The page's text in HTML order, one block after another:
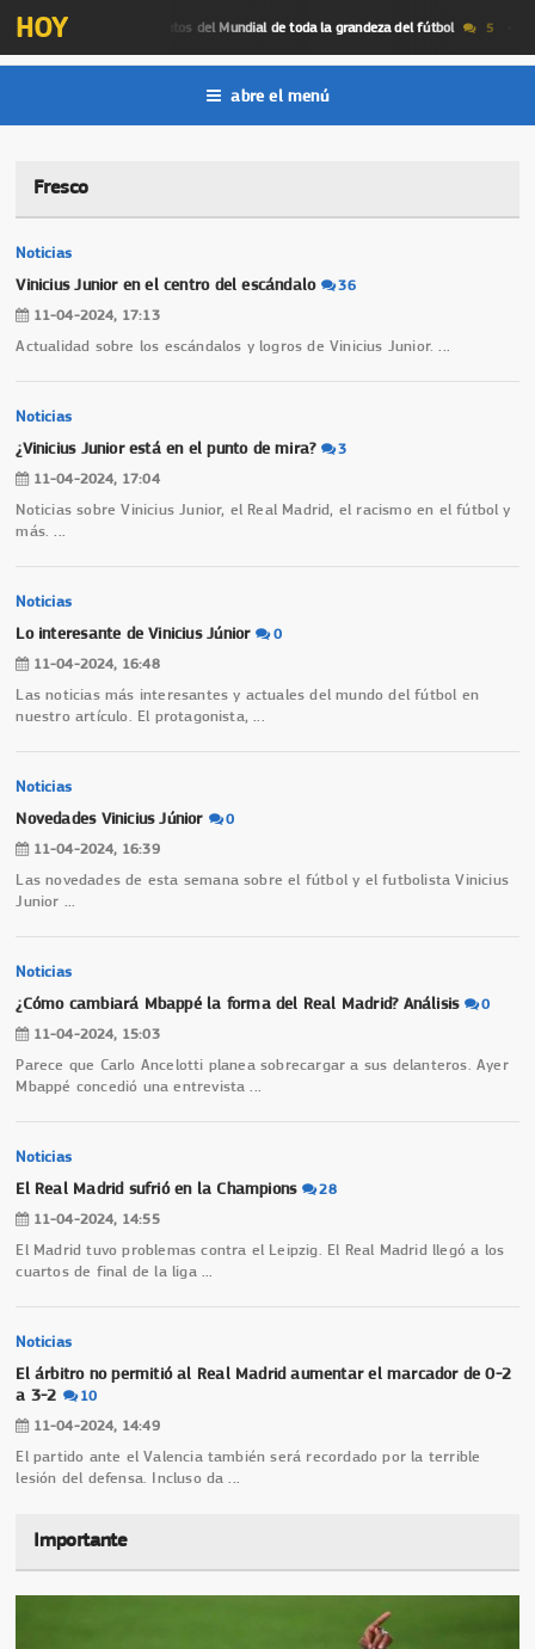
HOY
momentos Momentos del Mundial de toda la grandeza del fútbol 5 los
abre el menú
Fresco
Noticias
Vinicius Junior en el centro del escándalo
36
11-04-2024, 17:13
Actualidad sobre los escándalos y logros de Vinicius Junior....
Noticias
¿Vinicius Junior está en el punto de mira?
3
11-04-2024, 17:04
Noticias sobre Vinicius Junior, el Real Madrid, el racismo en el fútbol y
más....
Noticias
Lo interesante de Vinicius Júnior
0
11-04-2024, 16:48
Las noticias más interesantes y actuales del mundo del fútbol en
nuestro artículo. El protagonista,...
Noticias
Novedades Vinicius Júnior
0
11-04-2024, 16:39
Las novedades de esta semana sobre el fútbol y el futbolista Vinicius
Junior ...
Noticias
¿Cómo cambiará Mbappé la forma del Real Madrid? Análisis
0
11-04-2024, 15:03
Parece que Carlo Ancelotti planea sobrecargar a sus delanteros. Ayer
Mbappé concedió una entrevista...
Noticias
El Real Madrid sufrió en la Champions
28
11-04-2024, 14:55
El Madrid tuvo problemas contra el Leipzig. El Real Madrid llegó a los
cuartos de final de la liga ...
Noticias
El árbitro no permitió al Real Madrid aumentar el marcador de 0-2
a 3-2
10
11-04-2024, 14:49
El partido ante el Valencia también será recordado por la terrible
lesión del defensa. Incluso da...
Importante